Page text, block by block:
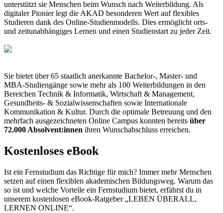
unterstützt sie Menschen beim Wunsch nach Weiterbildung. Als
digitaler Pionier legt die AKAD besonderen Wert auf flexibles
Studieren dank des Online-Studienmodells. Dies ermöglicht orts-
und zeitunabhängiges Lernen und einen Studienstart zu jeder Zeit.
Sie bietet über 65 staatlich anerkannte Bachelor-, Master- und
MBA-Studiengänge sowie mehr als 100 Weiterbildungen in den
Bereichen Technik & Informatik, Wirtschaft & Management,
Gesundheits- & Sozialwissenschaften sowie Internationale
Kommunikation & Kultur. Durch die optimale Betreuung und den
mehrfach ausgezeichneten Online Campus konnten bereits über
72.000 Absolvent:innen ihren Wunschabschluss erreichen.
Kostenloses eBook
Ist ein Fernstudium das Richtige für mich? Immer mehr Menschen
setzen auf einen flexiblen akademischen Bildungsweg. Warum das
so ist und welche Vorteile ein Fernstudium bietet, erfährst du in
unserem kostenlosen eBook-Ratgeber „LEBEN ÜBERALL,
LERNEN ONLINE“.